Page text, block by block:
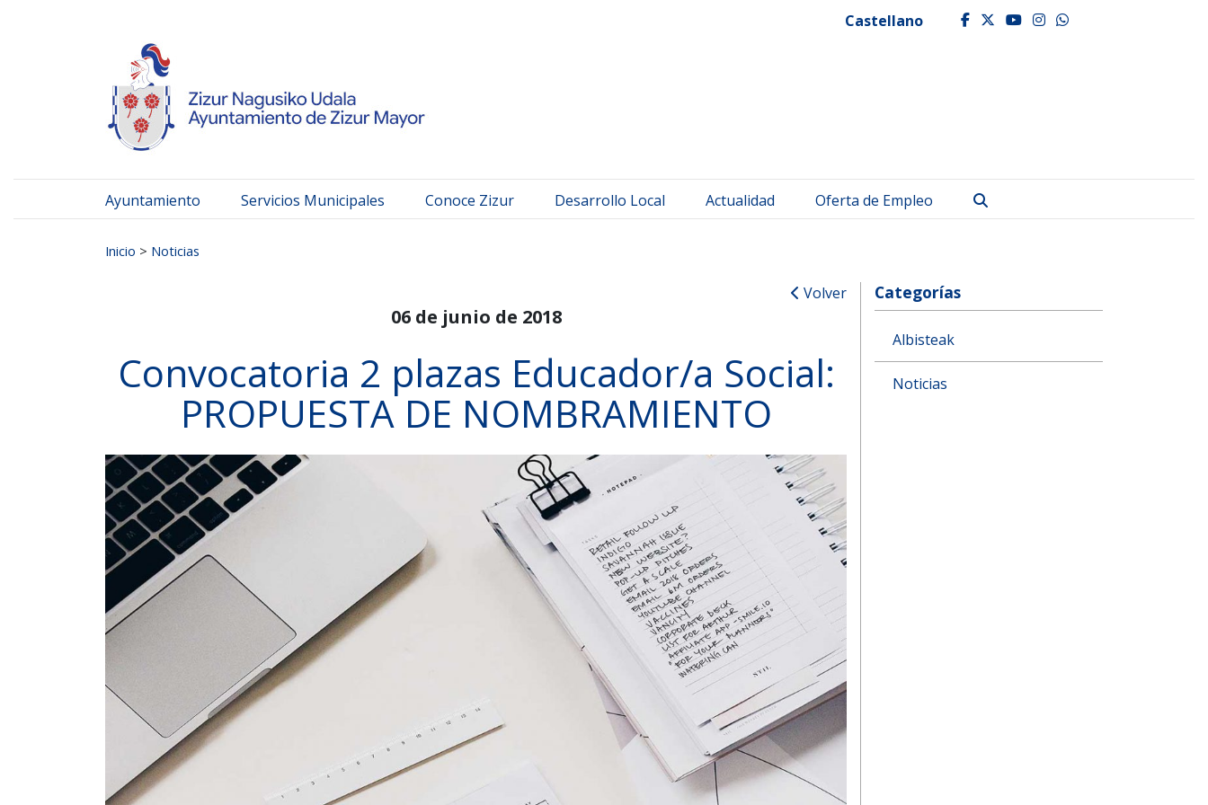
Castellano facebook
twitter
youtube
instagram
whatsapp
Ayuntamiento Servicios Municipales Conoce Zizur Desarrollo Local Actualidad Oferta de Empleo
Inicio > Noticias
Volver
06 de junio de 2018
Convocatoria 2 plazas Educador/a Social:
PROPUESTA DE NOMBRAMIENTO
Categorías
Albisteak
Noticias